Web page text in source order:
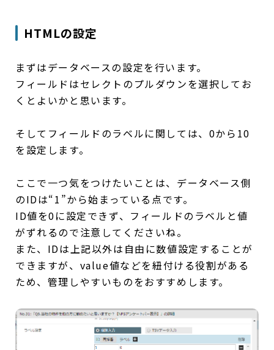
HTMLの設定
まずはデータベースの設定を行います。
フィールドはセレクトのプルダウンを選択してお
くとよいかと思います。
そしてフィールドのラベルに関しては、0から10
を設定します。
ここで一つ気をつけたいことは、データベース側
のIDは“1”から始まっている点です。
ID値を0に設定できず、フィールドのラベルと値
がずれるので注意してくださいね。
また、IDは上記以外は自由に数値設定することが
できますが、value値などを紐付ける役割がある
ため、管理しやすいものをおすすめします。